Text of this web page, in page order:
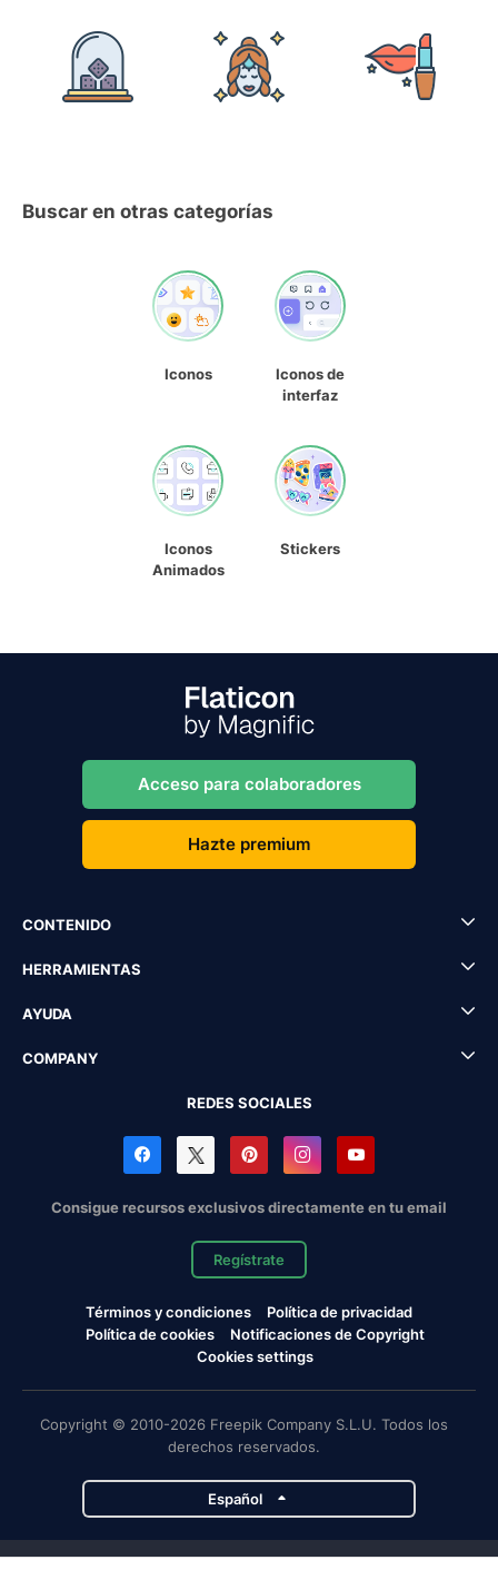
Buscar en otras categorías
Iconos
Iconos de
interfaz
Iconos
Animados
Stickers
Acceso para colaboradores
Hazte premium
CONTENIDO
HERRAMIENTAS
AYUDA
COMPANY
REDES SOCIALES
Consigue recursos exclusivos directamente en tu email
Regístrate
Términos y condiciones
Política de privacidad
Política de cookies
Notificaciones de Copyright
Cookies settings
Copyright © 2010-2026 Freepik Company S.L.U. Todos los
derechos reservados.
Español